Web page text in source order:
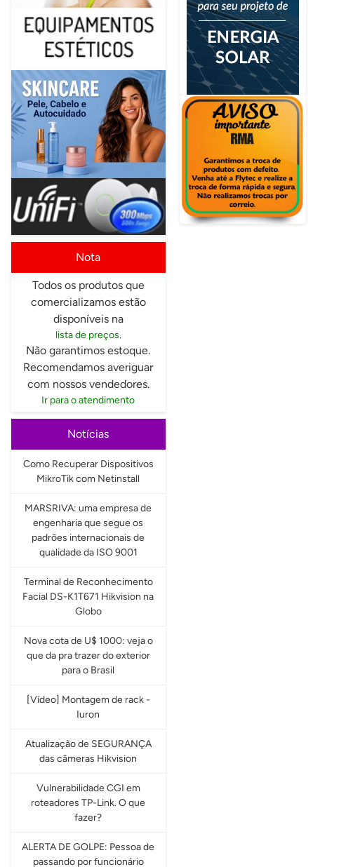
Nota
Todos os produtos que
comercializamos estão
disponíveis na
lista de preços.
Não garantimos estoque.
Recomendamos averiguar
com nossos vendedores.
Ir para o atendimento
Notícias
Como Recuperar Dispositivos
MikroTik com Netinstall
MARSRIVA: uma empresa de
engenharia que segue os
padrões internacionais de
qualidade da ISO 9001
Terminal de Reconhecimento
Facial DS-K1T671 Hikvision na
Globo
Nova cota de U$ 1000: veja o
que da pra trazer do exterior
para o Brasil
[Vídeo] Montagem de rack -
Iuron
Atualização de SEGURANÇA
das câmeras Hikvision
Vulnerabilidade CGI em
roteadores TP-Link. O que
fazer?
ALERTA DE GOLPE: Pessoa de
passando por funcionário